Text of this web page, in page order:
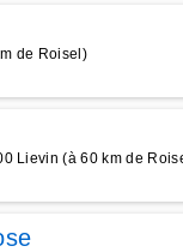
de Roisel)
Lievin (à 60 km de